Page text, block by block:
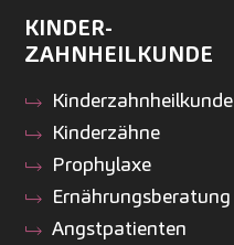
KINDER­
ZAHNHEILKUNDE
Kinder­zahnheilkunde
Kinderzähne
Prophylaxe
Ernährungsberatung
Angstpatienten